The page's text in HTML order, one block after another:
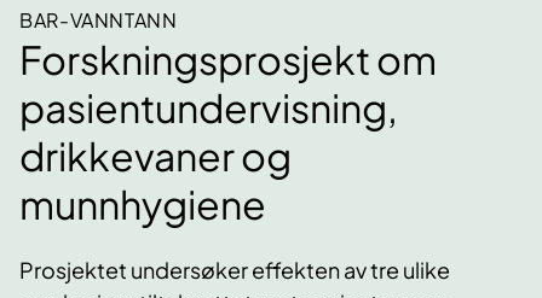
BAR-VANNTANN
Forskningsprosjekt om
pasientundervisning,
drikkevaner og
munnhygiene
Prosjektet undersøker effekten av tre ulike